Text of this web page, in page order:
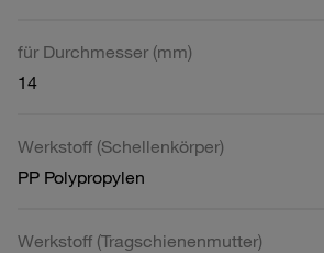
für Durchmesser (mm)
14
Werkstoff (Schellenkörper)
PP Polypropylen
Werkstoff (Tragschienenmutter)